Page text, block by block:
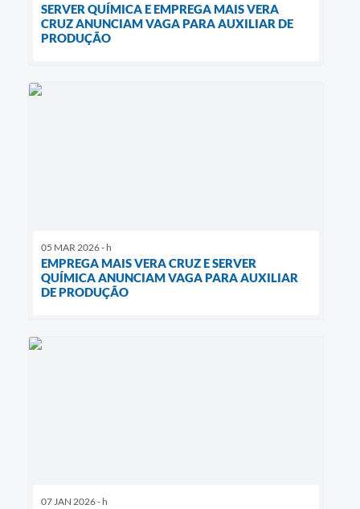
SERVER QUÍMICA E EMPREGA MAIS VERA
CRUZ ANUNCIAM VAGA PARA AUXILIAR DE
PRODUÇÃO
05 MAR 2026 - h
EMPREGA MAIS VERA CRUZ E SERVER
QUÍMICA ANUNCIAM VAGA PARA AUXILIAR
DE PRODUÇÃO
07 JAN 2026 - h